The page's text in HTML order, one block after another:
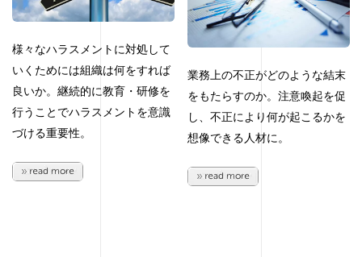
様々なハラスメントに対処して
いくためには組織は何をすれば
良いか。継続的に教育・研修を
行うことでハラスメントを意識
づける重要性。
業務上の不正がどのような結末
をもたらすのか。注意喚起を促
し、不正により何が起こるかを
想像できる人材に。